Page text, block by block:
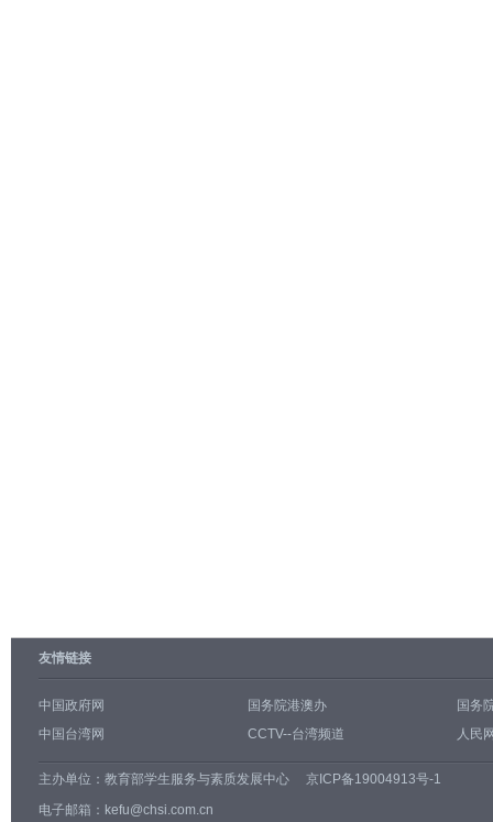
友情链接
中国政府网 国务院港澳办
国务
中国台湾网
CCTV--台湾频道 人民
主办单位： 教育部学生服务与素质发展中心
京ICP备19004913号-1
电子邮箱：kefu@chsi.com.cn